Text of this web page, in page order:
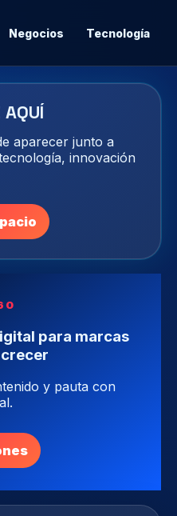
Negocios Tecnología
AQUÍ
aparecer junto a
innovación
para marcas
y pauta con